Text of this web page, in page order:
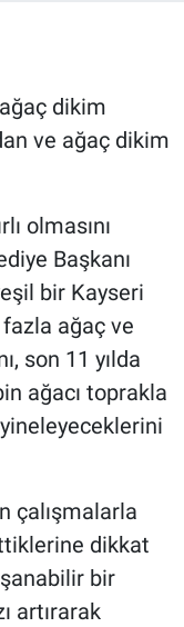
dikim
ve ağaç dikim
olmasını
Başkanı
bir Kayseri
ağaç ve
son 11 yılda
ağacı toprakla
çalışmalarla
dikkat
bir
artırarak